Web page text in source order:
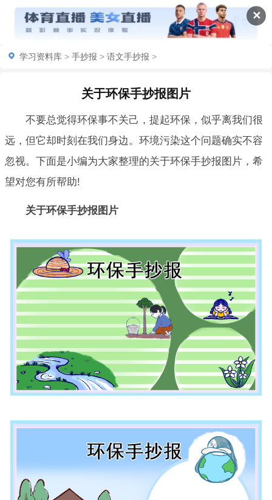
✕
学习资料库 > 手抄报 > 语文手抄报 >
关于环保手抄报图片
不要总觉得环保事不关己，提起环保，似乎离我们很
远，但它却时刻在我们身边。环境污染这个问题确实不容
忽视。下面是小编为大家整理的关于环保手抄报图片，希
望对您有所帮助!
关于环保手抄报图片